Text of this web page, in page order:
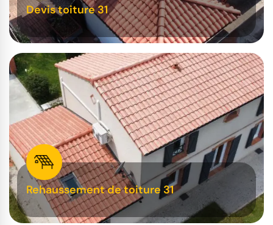
Devis toiture 31
Rehaussement de toiture 31